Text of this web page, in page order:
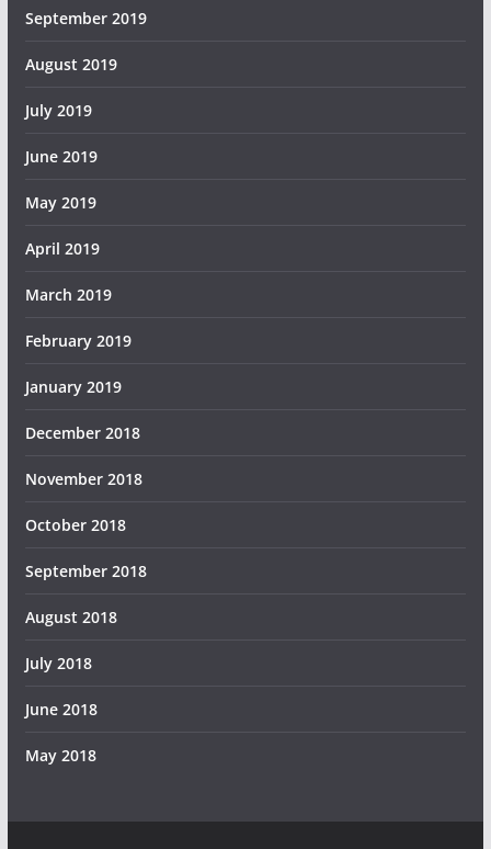
September 2019
August 2019
July 2019
June 2019
May 2019
April 2019
March 2019
February 2019
January 2019
December 2018
November 2018
October 2018
September 2018
August 2018
July 2018
June 2018
May 2018